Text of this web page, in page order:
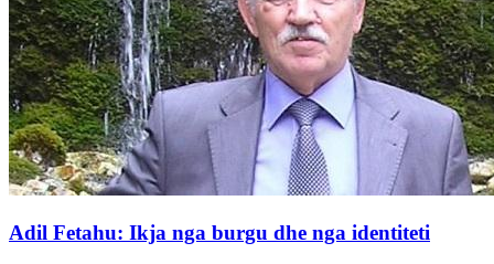
Adil Fetahu: Ikja nga burgu dhe nga identiteti